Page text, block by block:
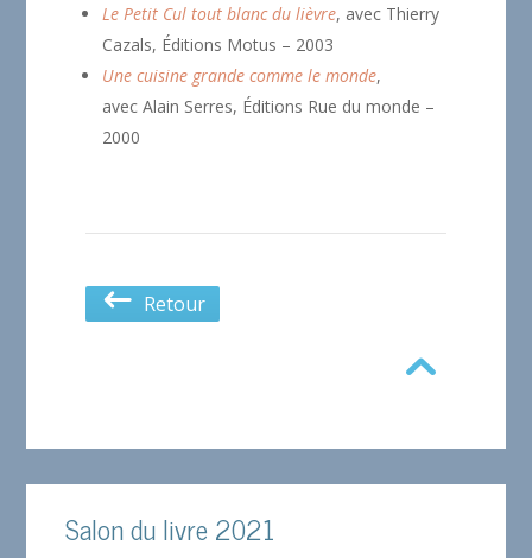
Le Petit Cul tout blanc du lièvre, avec Thierry
Cazals, Éditions Motus – 2003
Une cuisine grande comme le monde,
avec Alain Serres, Éditions Rue du monde –
2000
Retour
Salon du livre 2021